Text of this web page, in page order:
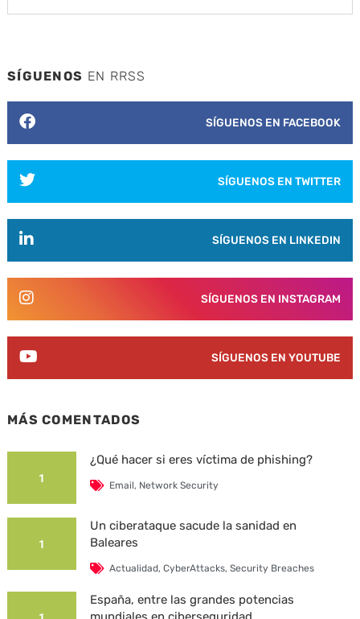
SÍGUENOS EN RRSS
SÍGUENOS EN FACEBOOK
SÍGUENOS EN TWITTER
SÍGUENOS EN LINKEDIN
SÍGUENOS EN INSTAGRAM
SÍGUENOS EN YOUTUBE
MÁS COMENTADOS
1
¿Qué hacer si eres víctima de phishing?
Email, Network Security
1
Un ciberataque sacude la sanidad en
Baleares
Actualidad,CyberAttacks,Security Breaches
España, entre las grandes potencias